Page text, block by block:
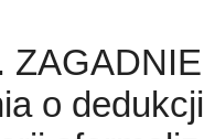
o dedukcji